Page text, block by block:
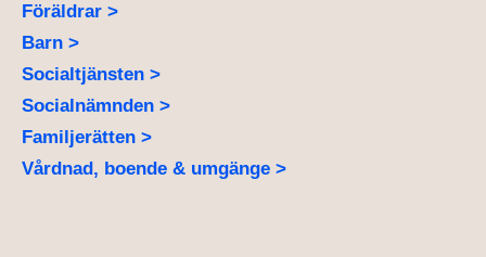
Föräldrar >
Barn >
Socialtjänsten >
Socialnämnden >
Familjerätten >
Vårdnad, boende & umgänge >